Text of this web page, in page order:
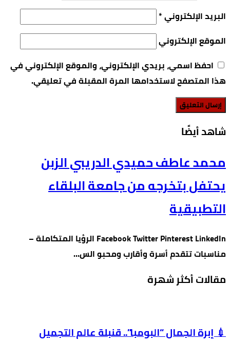
البريد الإلكتروني*
الموقع الإلكتروني
احفظ اسمي، بريدي الإلكتروني، والموقع الإلكتروني في
هذا المتصفح لاستخدامها المرة المقبلة في تعليقي.
‫شاهد أيضًا‬
محمد عاطف حميدي الدريبي الزبن
يحتفل بتخرجه من جامعة البلقاء
التطبيقية
Facebook Twitter Pinterest LinkedIn الرؤيا المتكاملة –
مناسبات تتقدم أسرة وأقارب ومحبو الس…
مقالات أكثر شهرة
💉 إبرة الجمال “البومبا”.. قنبلة عالم التجميل